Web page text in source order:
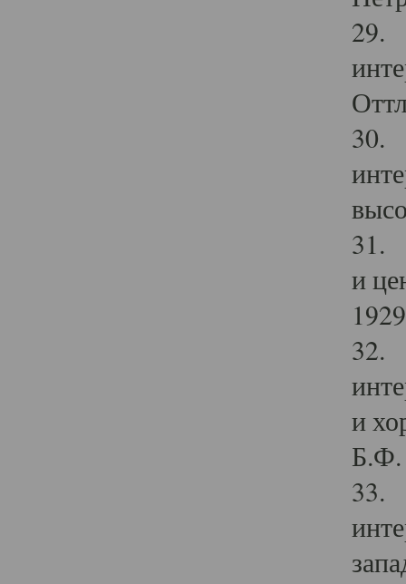
29.
30.
31.
и
32.
и
Б.Ф.
33.